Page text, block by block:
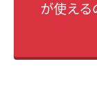
が使え